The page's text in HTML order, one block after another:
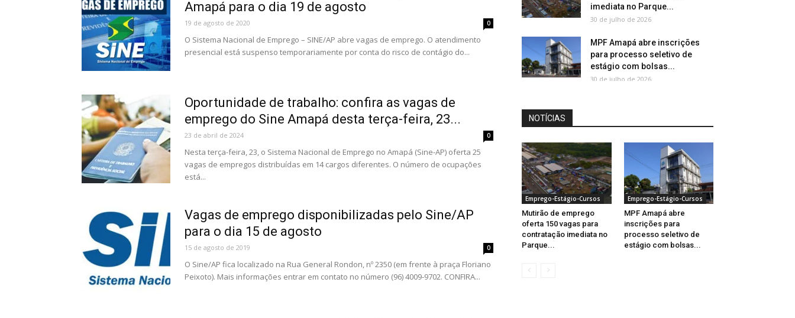
Amapá para o dia 19 de agosto
19 de agosto de 2020 0
O Sistema Nacional de Emprego – SINE/AP abre vagas de emprego. O atendimento
presencial está suspenso temporariamente por conta do risco de contágio do...
Oportunidade de trabalho: confira as vagas de
emprego do Sine Amapá desta terça-feira, 23...
23 de abril de 2024 0
Nesta terça-feira, 23, o Sistema Nacional de Emprego no Amapá (Sine-AP) oferta 25
vagas de empregos distribuídas em 14 cargos diferentes. O número de ocupações
está...
Vagas de emprego disponibilizadas pelo Sine/AP
para o dia 15 de agosto
15 de agosto de 2019 0
O Sine/AP fica localizado na Rua General Rondon, nº 2350 (em frente à praça Floriano
Peixoto). Mais informações entrar em contato no número (96) 4009-9702. CONFIRA...
imediata no Parque...
30 de julho de 2026
MPF Amapá abre inscrições
para processo seletivo de
estágio com bolsas...
30 de julho de 2026
NOTÍCIAS
Emprego-Estágio-Cursos
Mutirão de emprego
oferta 150 vagas para
contratação imediata no
Parque...
Emprego-Estágio-Cursos
MPF Amapá abre
inscrições para
processo seletivo de
estágio com bolsas...